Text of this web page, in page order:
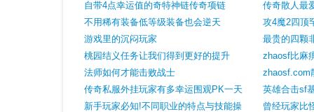
自带4点幸运值的奇特神链传奇项链
不用稀有装备低等级装备也会逆天
游戏里的沉闷玩家
桃园结义任务让我们得到更好的提升
法师如何才能击败战士
传奇私服外挂玩家有多幸运围观PK一天
捡俩神龙印白赚豪华夜宵
新手玩家必知!不同职业的特点与技能操
传奇散人最
还能掉裁决
攻4魔2四顶
最贵的四颗
zhaosf比麻
龙你不一定
zhaosf.com
石墓三层
英雄合击sf
殊的装备狂
曾经玩家比